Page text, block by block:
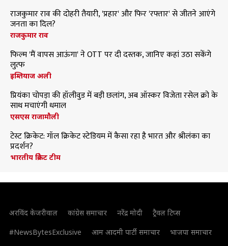
राजकुमार राव की दोहरी तैयारी, 'प्रहार' और फिर 'रफ्तार' से जीतने आएंगे
जनता का दिल?
राजकुमार राव
फिल्म 'मैं वापस आऊंगा' ने OTT पर दी दस्तक, जानिए कहां उठा सकेंगे
लुत्फ
इम्तियाज अली
प्रियंका चोपड़ा की हॉलीवुड में बड़ी छलांग, अब ऑस्कर विजेता रसेल क्रो के
साथ मचाएंगी धमाल
एसएस राजामौली
टेस्ट क्रिकेट: गॉल क्रिकेट स्टेडियम में कैसा रहा है भारत और श्रीलंका का
प्रदर्शन?
भारतीय क्रिकेट टीम
अरविंद केजरीवाल कांग्रेस समाचार नरेंद्र मोदी
ट्रैवल टिप्स
#NewsBytesExclusive
आम आदमी पार्टी समाचार
भाजपा समाचार